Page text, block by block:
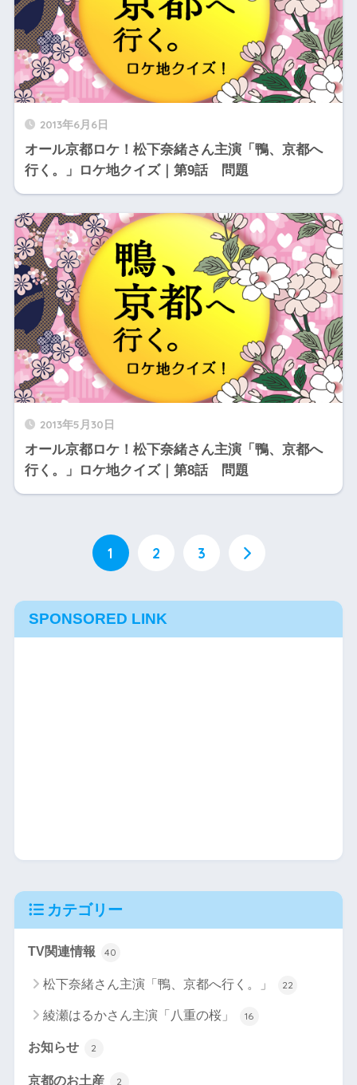
2013年6月6日
オール京都ロケ！松下奈緒さん主演「鴨、京都へ
行く。」ロケ地クイズ｜第9話 問題
2013年5月30日
オール京都ロケ！松下奈緒さん主演「鴨、京都へ
行く。」ロケ地クイズ｜第8話 問題
1 2 3
SPONSORED LINK
カテゴリー
TV関連情報 40
松下奈緒さん主演「鴨、京都へ行く。」 22
綾瀬はるかさん主演「八重の桜」 16
お知らせ 2
京都のお土産 2